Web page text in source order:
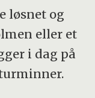
løsnet og
eller et
i dag på